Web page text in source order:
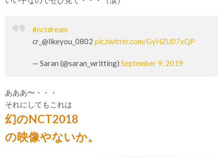
#nctdream
cr_@likeyou_0802 pic.twitter.com/GyHZU07xQP
— Saran (@saran_writting) September 9, 2019
あああ〜・・・
それにしてもこれは
幻のNCT2018
の映像やないか。